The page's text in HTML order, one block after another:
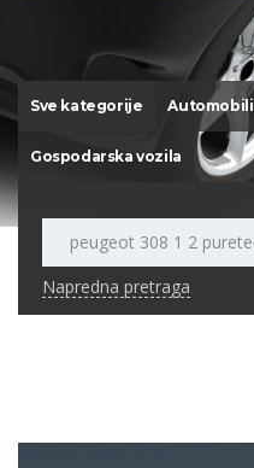
Sve kategorije Automobili
Gospodarska vozila
Napredna pretraga